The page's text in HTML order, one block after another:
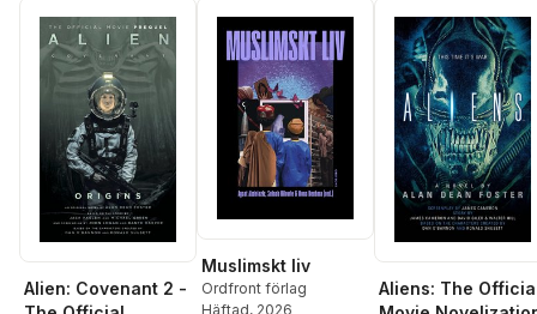
Alien: Covenant 2 -
Muslimskt liv
Ordfront förlag
Häftad, 2026
Aliens: The